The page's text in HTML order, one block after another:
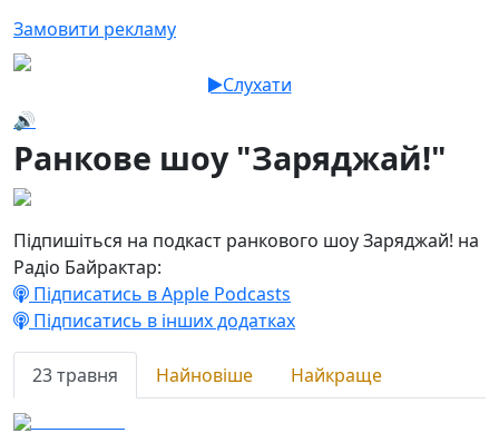
Замовити рекламу
Слухати
🔊
Ранкове шоу "Заряджай!"
Підпишіться на подкаст ранкового шоу Заряджай! на
Радіо Байрактар:
Підписатись в Apple Podcasts
Підписатись в інших додатках
23 травня Найновіше
Найкраще